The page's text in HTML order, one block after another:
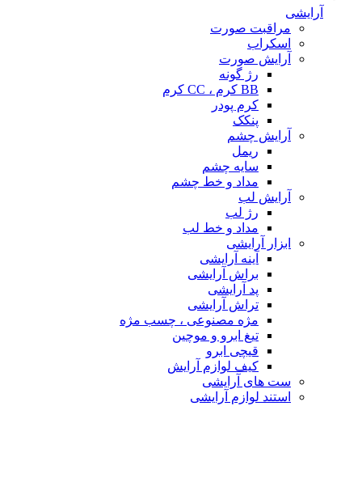
آرایشی
مراقبت صورت
اسکراب
آرایش صورت
رژ گونه
BB کرم ، CC کرم
کرم پودر
پنکک
آرایش چشم
ریمل
سایه چشم
مداد و خط چشم
آرایش لب
رژ لب
مداد و خط لب
ابزار آرایشی
آینه آرایشی
براش آرایشی
پد آرایشی
تراش آرایشی
مژه مصنوعی ، چسب مژه
تیغ ابرو و موچین
قیچی ابرو
کیف لوازم آرایش
ست های آرایشی
استند لوازم آرایشی